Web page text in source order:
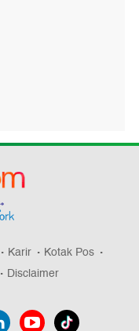
Karir
Kotak Pos
Disclaimer